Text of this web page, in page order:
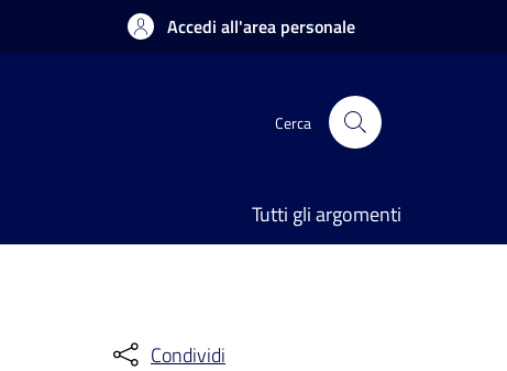
Accedi all'area personale
Cerca
Tutti gli argomenti
Condividi